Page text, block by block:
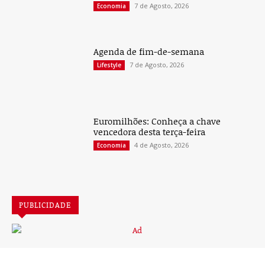
Economia 7 de Agosto, 2026
Agenda de fim-de-semana
Lifestyle 7 de Agosto, 2026
Euromilhões: Conheça a chave
vencedora desta terça-feira
Economia 4 de Agosto, 2026
PUBLICIDADE